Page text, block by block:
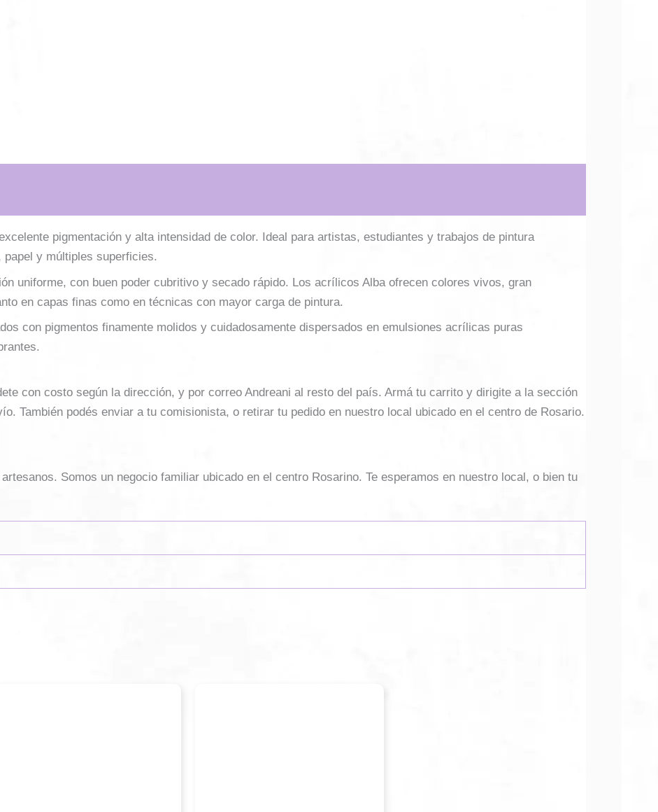
pigmentación y alta intensidad de color. Ideal para artistas, estudiantes y trabajos de pintura
y múltiples superficies.
uniforme, con buen poder cubritivo y secado rápido. Los acrílicos Alba ofrecen colores vivos, gran
en capas finas como en técnicas con mayor carga de pintura.
con pigmentos finamente molidos y cuidadosamente dispersados en emulsiones acrílicas puras
con costo según la dirección, y por correo Andreani al resto del país. Armá tu carrito y dirigite a la sección
También podés enviar a tu comisionista, o retirar tu pedido en nuestro local ubicado en el centro de Rosario.
Somos un negocio familiar ubicado en el centro Rosarino. Te esperamos en nuestro local, o bien tu